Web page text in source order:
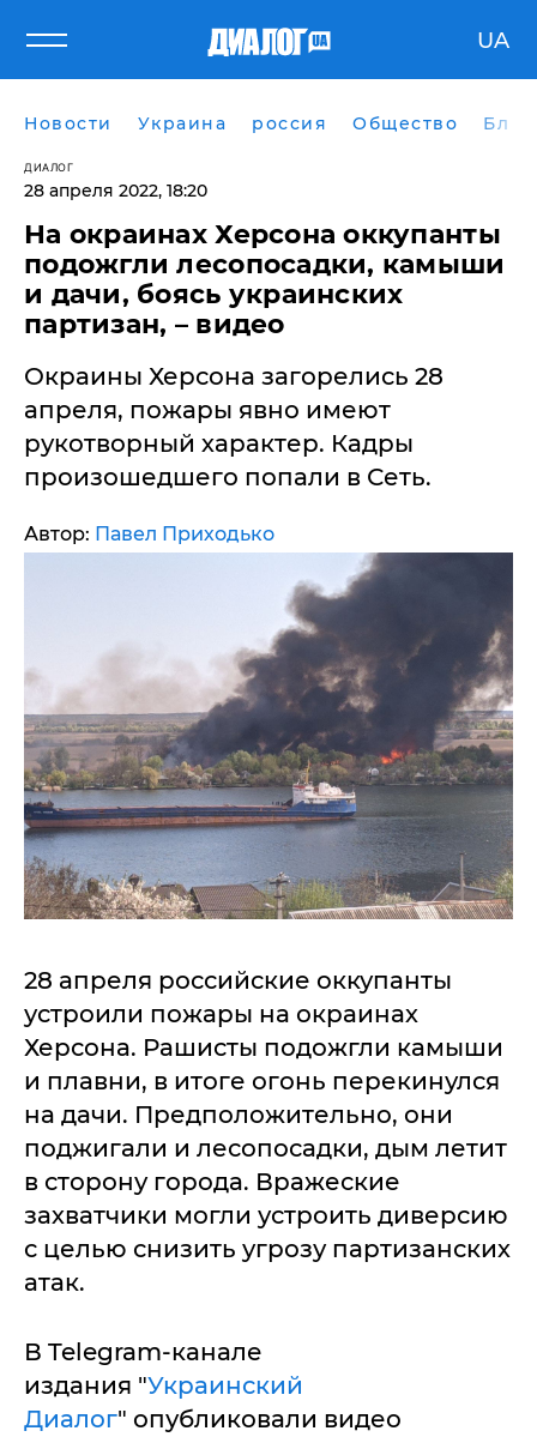
UA
Новости Украина россия Общество
ДИАЛОГ
28 апреля 2022, 18:20
На окраинах Херсона оккупанты
подожгли лесопосадки, камыши
и дачи, боясь украинских
партизан, – видео
Окраины Херсона загорелись 28
апреля, пожары явно имеют
рукотворный характер. Кадры
произошедшего попали в Сеть.
Автор: Павел Приходько
28 апреля российские оккупанты
устроили пожары на окраинах
Херсона. Рашисты подожгли камыши
и плавни, в итоге огонь перекинулся
на дачи. Предположительно, они
поджигали и лесопосадки, дым летит
в сторону города. Вражеские
захватчики могли устроить диверсию
с целью снизить угрозу партизанских
атак.
В Telegram-канале
издания "Украинский
Диалог" опубликовали видео